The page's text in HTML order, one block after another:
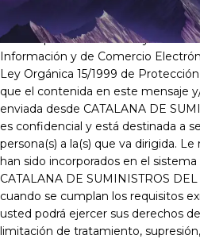
En cumplimiento de la Ley de
Información y de Comercio
Ley Orgánica 15/1999 de
que el contenida en este mensaje
enviada desde CATALANA DE
es confidencial y está destinada a
persona(s) a la(s) que va dirigida.
han sido incorporados en el
CATALANA DE SUMINISTROS
cuando se cumplan los requisitos
usted podrá ejercer sus derechos
limitación de tratamiento,